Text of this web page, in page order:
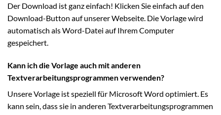
Der Download ist ganz einfach! Klicken Sie einfach auf den
Download-Button auf unserer Webseite. Die Vorlage wird
automatisch als Word-Datei auf Ihrem Computer
gespeichert.
Kann ich die Vorlage auch mit anderen
Textverarbeitungsprogrammen verwenden?
Unsere Vorlage ist speziell für Microsoft Word optimiert. Es
kann sein, dass sie in anderen Textverarbeitungsprogrammen